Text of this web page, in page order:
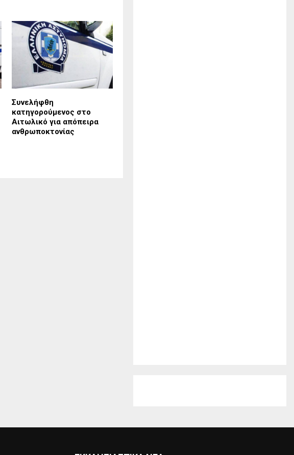
Συνελήφθη
κατηγορούμενος στο
Αιτωλικό για απόπειρα
ανθρωποκτονίας